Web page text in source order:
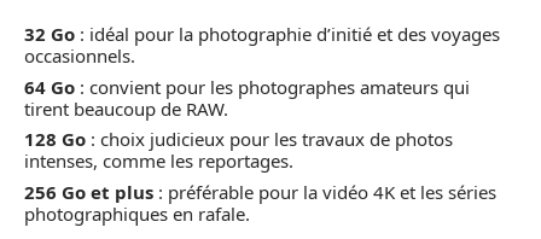
32 Go : idéal pour la photographie d’initié et des voyages
occasionnels.
64 Go : convient pour les photographes amateurs qui
tirent beaucoup de RAW.
128 Go : choix judicieux pour les travaux de photos
intenses, comme les reportages.
256 Go et plus : préférable pour la vidéo 4K et les séries
photographiques en rafale.